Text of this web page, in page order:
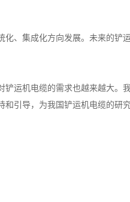
、集成化方向发展。未来的
运机电缆的需求也越来越大
引导，为我国铲运机电缆的研